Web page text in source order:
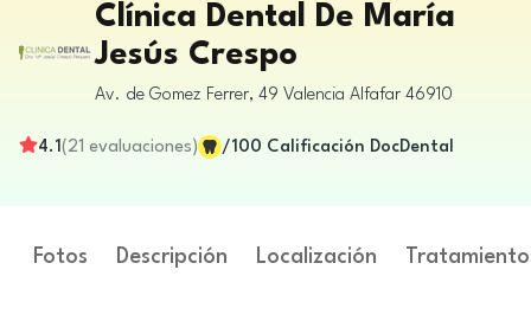
Clínica Dental De María
Jesús Crespo
Av. de Gomez Ferrer, 49 Valencia Alfafar 46910
4.1 ( 21 evaluaciones) /100 Calificación DocDental
Fotos Descripción Localización